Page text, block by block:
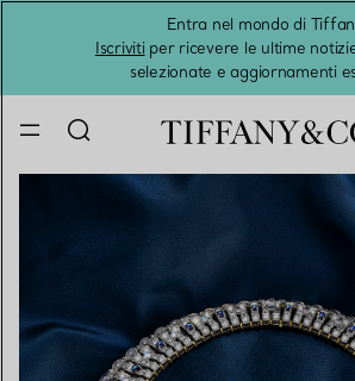
Entra nel mondo di
Iscrivitiper ricevere le ultime
selezionate e aggiornamenti